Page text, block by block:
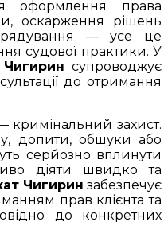
оформлення права
оскарження рішень
— усе це
судової практики. У
супроводжує
до отримання
захист.
допити, обшуки або
серйозно вплинути
діяти швидко та
Чигирин забезпечує
прав клієнта та
до конкретних